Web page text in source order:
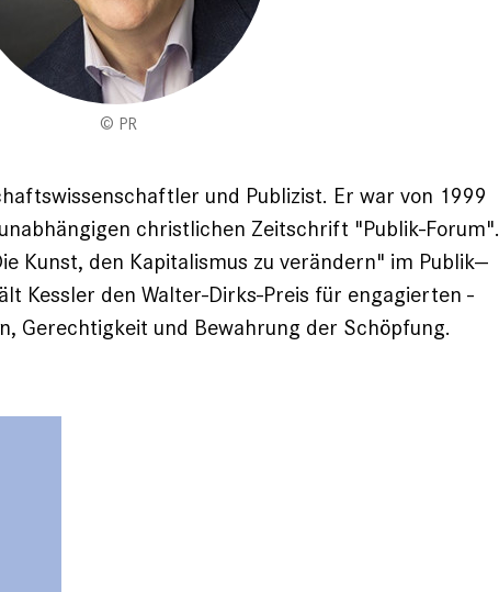
PR
und Publizist. Er war von 1999
christlichen Zeitschrift "­Publik-Forum".
Kunst, den Kapitalismus zu ­verändern" im Publik-­
Kessler den Walter-Dirks-Preis für engagierten
Gerechtigkeit und Bewahrung der Schöpfung.